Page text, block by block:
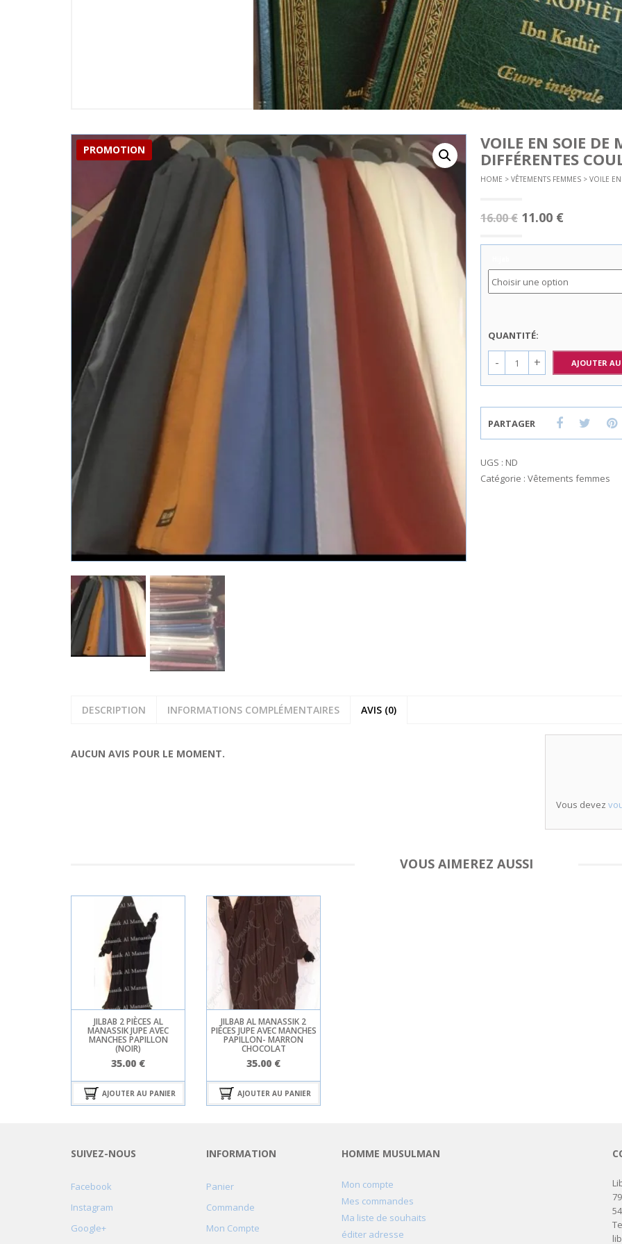
PROMOTION
VOILE EN SOIE DE
DIFFÉRENTES
HOME > VÊTEMENTS FEMMES > VOILE
16.00€ 11.00 €
QUANTITÉ:
AJOUTER
PARTAGER
UGS : ND
Catégorie : Vêtements femmes
DESCRIPTION INFORMATIONS COMPLÉMENTAIRES AVIS (0)
AUCUN AVIS POUR LE MOMENT.
Vous devez
VOUS AIMEREZ AUSSI
JILBAB 2 PIÈCES AL
MANASSIK JUPE AVEC
MANCHES PAPILLON
(NOIR)
35.00 €
AJOUTER AU PANIER
JILBAB AL MANASSIK 2
PIÈCES JUPE AVEC MANCHES
PAPILLON- MARRON
CHOCOLAT
35.00 €
AJOUTER AU PANIER
SUIVEZ-NOUS
Facebook
Instagram
Google+
INFORMATION
Panier
Commande
Mon Compte
HOMME MUSULMAN
Mon compte
Mes commandes
Ma liste de souhaits
éditer adresse